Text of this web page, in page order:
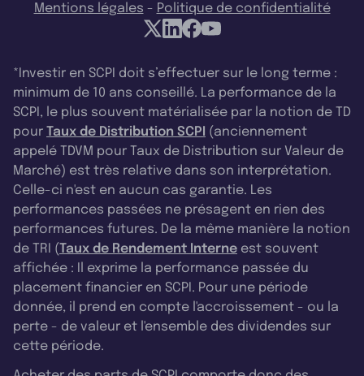
Mentions légales - Politique de confidentialité
*Investir en SCPI doit s’effectuer sur le long terme :
minimum de 10 ans conseillé. La performance de la
SCPI, le plus souvent matérialisée par la notion de TD
pour Taux de Distribution SCPI (anciennement
appelé TDVM pour Taux de Distribution sur Valeur de
Marché) est très relative dans son interprétation.
Celle-ci n'est en aucun cas garantie. Les
performances passées ne présagent en rien des
performances futures. De la même manière la notion
de TRI (Taux de Rendement Interne est souvent
affichée : Il exprime la performance passée du
placement financier en SCPI. Pour une période
donnée, il prend en compte l'accroissement - ou la
perte - de valeur et l'ensemble des dividendes sur
cette période.